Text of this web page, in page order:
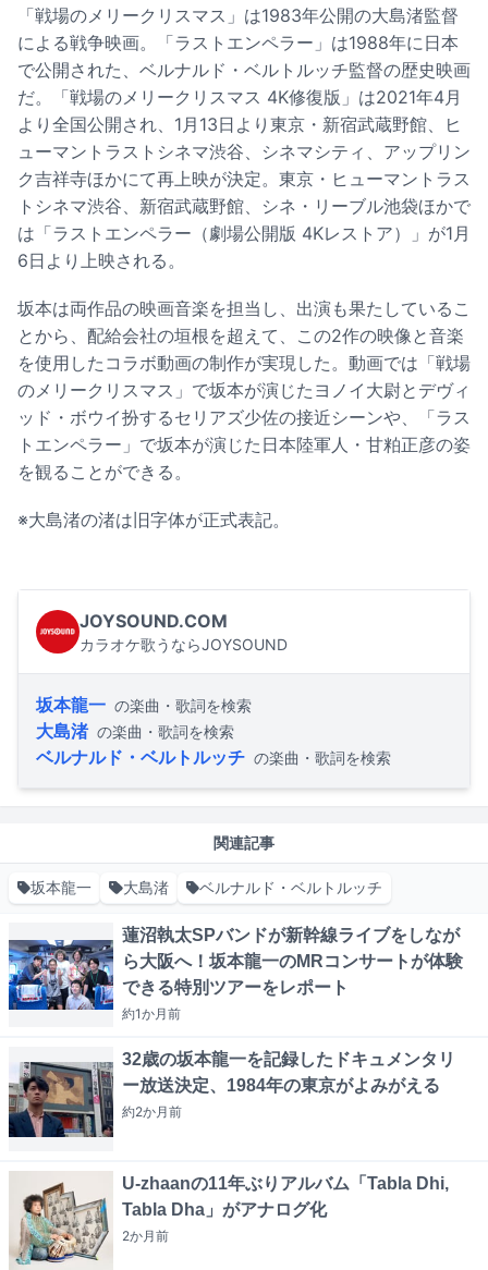
「戦場のメリークリスマス」は1983年公開の大島渚監督
による戦争映画。「ラストエンペラー」は1988年に日本
で公開された、ベルナルド・ベルトルッチ監督の歴史映画
だ。「戦場のメリークリスマス 4K修復版」は2021年4月
より全国公開され、1月13日より東京・新宿武蔵野館、ヒ
ューマントラストシネマ渋谷、シネマシティ、アップリン
ク吉祥寺ほかにて再上映が決定。東京・ヒューマントラス
トシネマ渋谷、新宿武蔵野館、シネ・リーブル池袋ほかで
は「ラストエンペラー（劇場公開版 4Kレストア）」が1月
6日より上映される。
坂本は両作品の映画音楽を担当し、出演も果たしているこ
とから、配給会社の垣根を超えて、この2作の映像と音楽
を使用したコラボ動画の制作が実現した。動画では「戦場
のメリークリスマス」で坂本が演じたヨノイ大尉とデヴィ
ッド・ボウイ扮するセリアズ少佐の接近シーンや、「ラス
トエンペラー」で坂本が演じた日本陸軍人・甘粕正彦の姿
を観ることができる。
※大島渚の渚は旧字体が正式表記。
JOYSOUND.COM
カラオケ歌うならJOYSOUND
坂本龍一 の楽曲・歌詞を検索
大島渚 の楽曲・歌詞を検索
ベルナルド・ベルトルッチ の楽曲・歌詞を検索
関連記事
坂本龍一 大島渚 ベルナルド・ベルトルッチ
蓮沼執太SPバンドが新幹線ライブをしなが
ら大阪へ！坂本龍一のMRコンサートが体験
できる特別ツアーをレポート
約1か月前
32歳の坂本龍一を記録したドキュメンタリ
ー放送決定、1984年の東京がよみがえる
約2か月前
U-zhaanの11年ぶりアルバム「Tabla Dhi,
Tabla Dha」がアナログ化
2か月前